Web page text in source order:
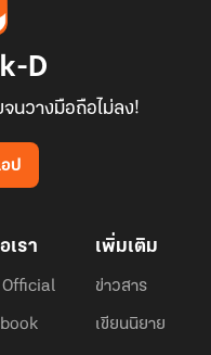
D
นวางมือถือไม่ลง!
ป
เรา
Official
เพิ่มเติม
ข่าวสาร
เขียนนิยาย